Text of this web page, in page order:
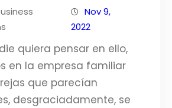
Nov 9,
2022
quiera pensar en ello,
en la empresa familiar
que parecían
desgraciadamente, se